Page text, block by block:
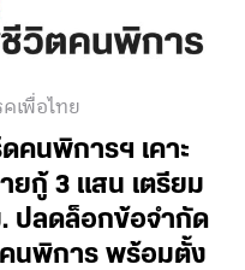
เพื่อไทย
คนพิการฯ เคาะ
ยกู้ 3 แสน เตรียม
ปลดล็อกข้อจำกัด
นพิการ พร้อมตั้ง